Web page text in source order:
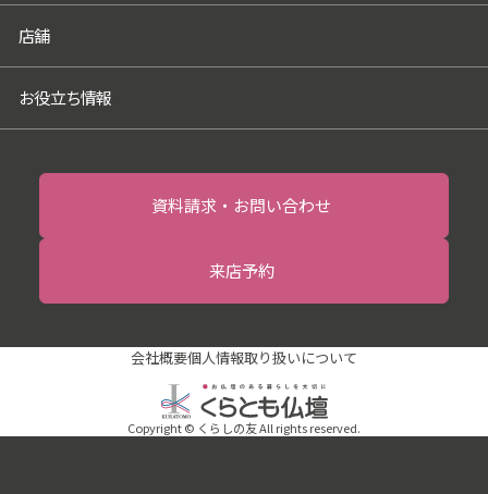
店舗
お役立ち情報
資料請求・お問い合わせ
来店予約
会社概要個人情報取り扱いについて
Copyright © くらしの友 All rights reserved.